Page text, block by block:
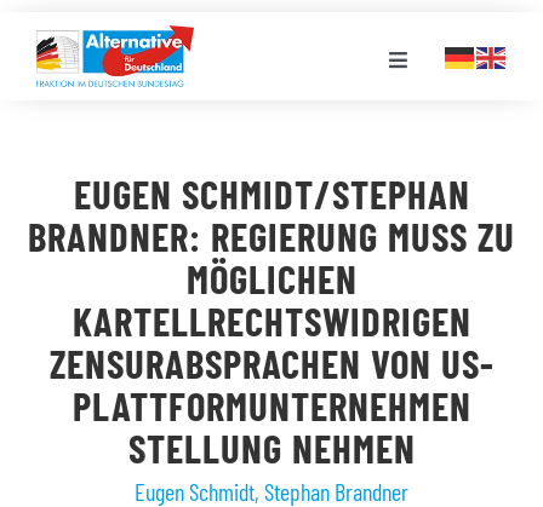
Inhalt
springen
Toggle
LANDESGRUPPEN
VERANSTALTUNGEN
PRESSE
STELLENPORTAL
EUGEN SCHMIDT/STEPHAN
BRANDNER: REGIERUNG MUSS ZU
MÖGLICHEN
KARTELLRECHTSWIDRIGEN
ZENSURABSPRACHEN VON US-
PLATTFORMUNTERNEHMEN
STELLUNG NEHMEN
Eugen Schmidt, Stephan Brandner